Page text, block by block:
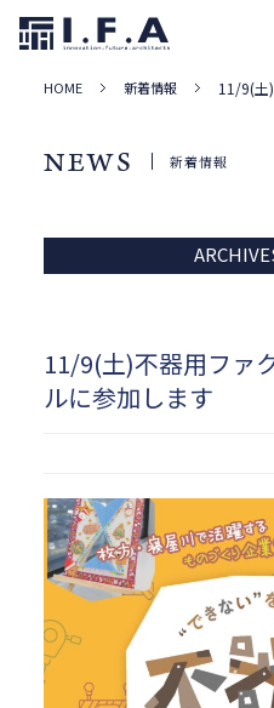
HOME 新着情報 11/9(土
NEWS 新着情報
11/9(土)不器用ファ
ルに参加します